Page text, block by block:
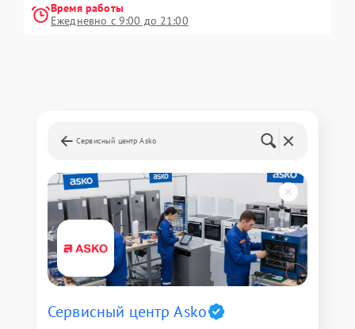
Время работы
Ежедневно с 9:00 до 21:00
Сервисный центр Asko
Сервисный центр Asko